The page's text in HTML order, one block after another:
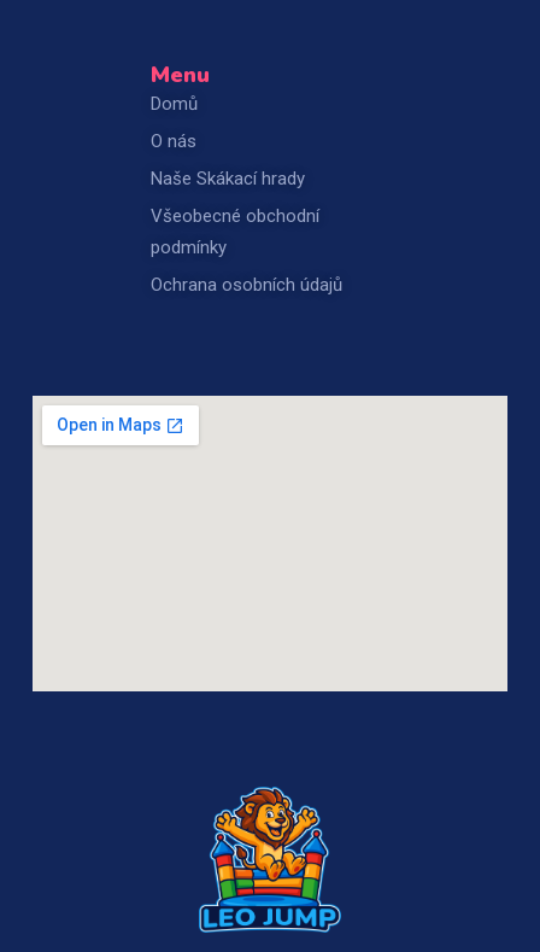
Menu
Domů
O nás
Naše Skákací hrady
Všeobecné obchodní
podmínky
Ochrana osobních údajů